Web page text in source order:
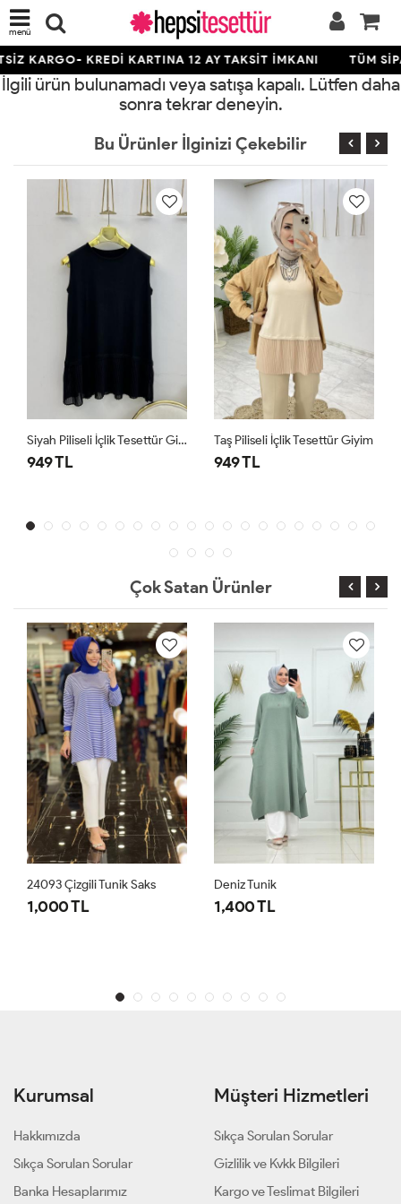
menü
KARGO- KREDİ KARTINA 12 AY TAKSİT İMKANI TÜM
İlgili ürün bulunamadı veya satışa kapalı. Lütfen daha
sonra tekrar deneyin.
Bu Ürünler İlginizi Çekebilir
Siyah Piliseli İçlik Tesettür Giyim
949 TL
Taş Piliseli İçlik Tesettür Giyim
949 TL
Çok Satan Ürünler
24093 Çizgili Tunik Saks
1,000 TL
Deniz Tunik
1,400 TL
Kurumsal
Hakkımızda
Sıkça Sorulan Sorular
Banka Hesaplarımız
Müşteri Hizmetleri
Sıkça Sorulan Sorular
Gizlilik ve Kvkk Bilgileri
Kargo ve Teslimat Bilgileri